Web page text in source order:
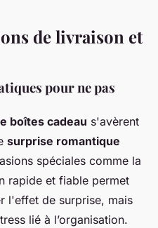
de livraison et
pour ne pas
boîtes cadeau s'avèrent
surprise romantique
spéciales comme la
rapide et fiable permet
l'effet de surprise, mais
lié à l’organisation.